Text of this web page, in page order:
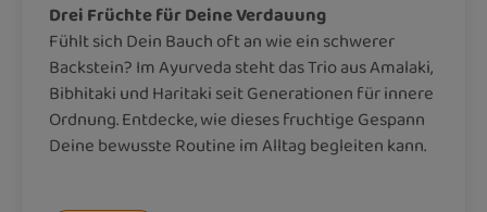
Drei Früchte für Deine Verdauung
Fühlt sich Dein Bauch oft an wie ein schwerer
Backstein? Im Ayurveda steht das Trio aus Amalaki,
Bibhitaki und Haritaki seit Generationen für innere
Ordnung. Entdecke, wie dieses fruchtige Gespann
Deine bewusste Routine im Alltag begleiten kann.